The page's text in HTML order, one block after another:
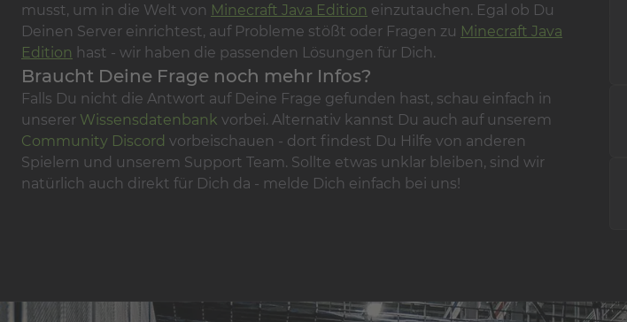
musst, um in die Welt von Minecraft Java Edition einzutauchen. Egal ob Du
Deinen Server einrichtest, auf Probleme stößt oder Fragen zu Minecraft Java
Edition hast - wir haben die passenden Lösungen für Dich.
Braucht Deine Frage noch mehr Infos?
Falls Du nicht die Antwort auf Deine Frage gefunden hast, schau einfach in
unserer Wissensdatenbank vorbei. Alternativ kannst Du auch auf unserem
Community Discord vorbeischauen - dort findest Du Hilfe von anderen
Spielern und unserem Support Team. Sollte etwas unklar bleiben, sind wir
natürlich auch direkt für Dich da - melde Dich einfach bei uns!